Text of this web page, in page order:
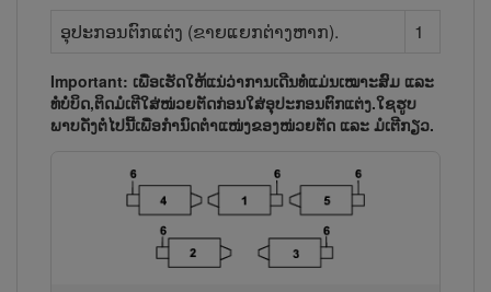
ອຸ​ປະ​ກອນຕົກ​ແຕ່ງ (ຂາຍ​ແຍກຕ່າງ​ຫາກ). 1
Important: ເພື່ອເຮັດ​ໃຫ້​ແນ່​ວ່າການ​ເດີນ​ທໍ່​ແມ່ນ​ເໝາະ​ສົມ ແລະ
ທໍ່​ບໍ່​ບິດ, ​ຕິດ​ມໍ​ເຕີ​ໃສ່​ໜ່ວຍ​ຕັດກ່ອນ​ໃສ່​ອຸ​ປະ​ກອນ​ຕົກ​ແຕ່ງ.ໃຊ​ຮູບ​
ພາບ​ດັ່ງ​ຕໍ່​ໄປ​ນີ້​ເພື່ອ​ກຳ​ນົດ​ຕຳ​ແໜ່ງ​ຂອງ​ໜ່ວຍ​ຕັດ ແລະ ມໍ​ເຕີ​ກຽວ.